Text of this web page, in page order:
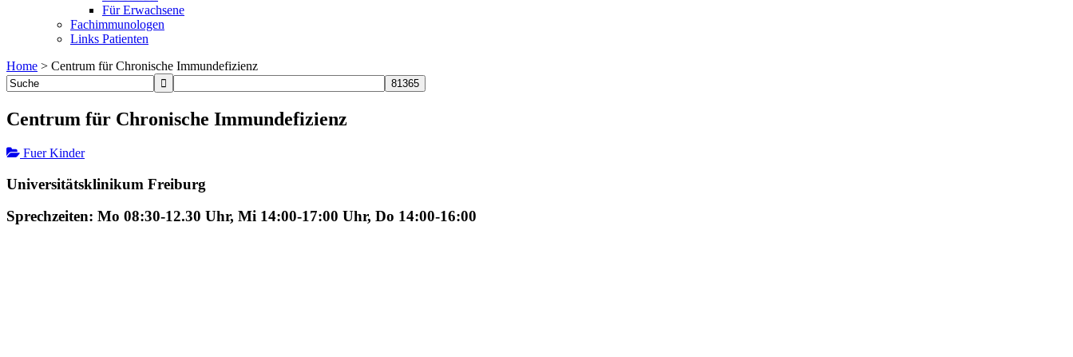
Für Erwachsene
Fachimmunologen
Links Patienten
Home > Centrum für Chronische Immundefizienz
Centrum für Chronische Immundefizienz
Fuer Kinder
Universitätsklinikum Freiburg
Sprechzeiten: Mo 08:30-12.30 Uhr, Mi 14:00-17:00 Uhr, Do 14:00-16:00